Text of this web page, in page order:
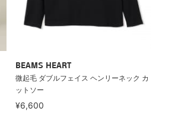
BEAMS HEART
微起毛 ダブルフェイス ヘンリーネック カ
ットソー
¥6,600